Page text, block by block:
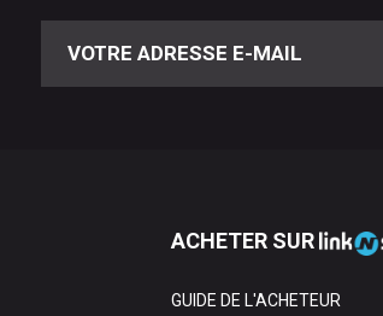
ACHETER SUR
GUIDE DE L'ACHETEUR